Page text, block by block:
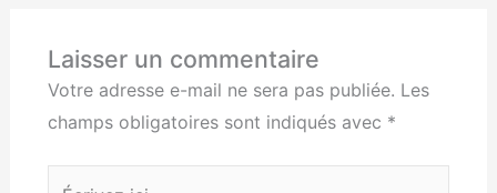
Laisser un commentaire
Votre adresse e-mail ne sera pas publiée. Les
champs obligatoires sont indiqués avec *
Écrivez